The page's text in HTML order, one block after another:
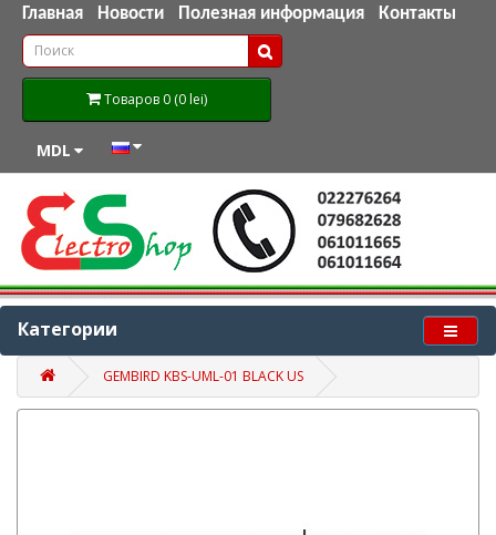
Главная Новости Полезная информация Контакты
Товаров 0 (0 lei)
MDL
Категории
GEMBIRD KBS-UML-01 BLACK US